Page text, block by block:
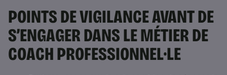
POINTS DE VIGILANCE AVANT DE
S’ENGAGER DANS LE MÉTIER DE
COACH PROFESSIONNEL·LE